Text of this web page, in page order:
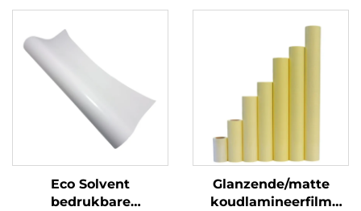
Perforated Viny Roll
Eco Solvent
bedrukbare
Glanzende/matte
koudlamineerfilm